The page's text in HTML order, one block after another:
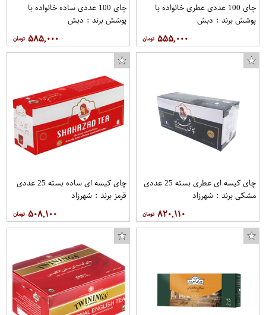
چای 100 عددی عطری خانواده با
پوشش برند : دبش
۵۵۵,۰۰۰
چای 100 عددی ساده خانواده با
پوشش برند : دبش
۵۸۵,۰۰۰
چای کیسه ای عطری بسته 25 عددی
مشکی برند : شهرزاد
۸۲۰,۱۱۰
چای کیسه ای ساده بسته 25 عددی
قرمز برند : شهرزاد
۵۰۸,۱۰۰